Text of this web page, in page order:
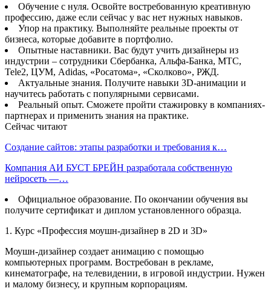
Обучение с нуля. Освойте востребованную креативную
профессию, даже если сейчас у вас нет нужных навыков.
Упор на практику. Выполняйте реальные проекты от
бизнеса, которые добавите в портфолио.
Опытные наставники. Вас будут учить дизайнеры из
индустрии – сотрудники Сбербанка, Альфа-Банка, МТС,
Tele2, ЦУМ, Adidas, «‎Росатома», «‎Сколково», РЖД.
Актуальные знания. Получите навыки 3D-анимации и
научитесь работать с популярными сервисами.
Реальный опыт. Сможете пройти стажировку в компаниях-
партнерах и применить знания на практике.
Сейчас читают
Создание сайтов: этапы разработки и требования к…
Компания АИ БУСТ БРЕЙН разработала собственную
нейросеть —…
Официальное образование. По окончании обучения вы
получите сертификат и диплом установленного образца.
1. Курс «Профессия моушн-дизайнер в 2D и 3D»
Моушн-дизайнер создает анимацию с помощью
компьютерных программ. Востребован в рекламе,
кинематографе, на телевидении, в игровой индустрии. Нужен
и малому бизнесу, и крупным корпорациям.